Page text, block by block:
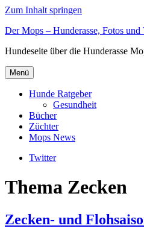
Zum Inhalt springen
Der Mops – Hunderasse, Fotos und
Hundeseite über die Hunderasse
Menü
Hunde Ratgeber
Gesundheit
Bücher
Züchter
Mops News
Twitter
Thema Zecken
Zecken- und